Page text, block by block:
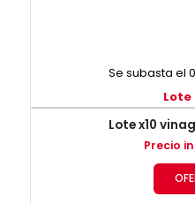
Se subasta el
Lote
Lote x10
Precio